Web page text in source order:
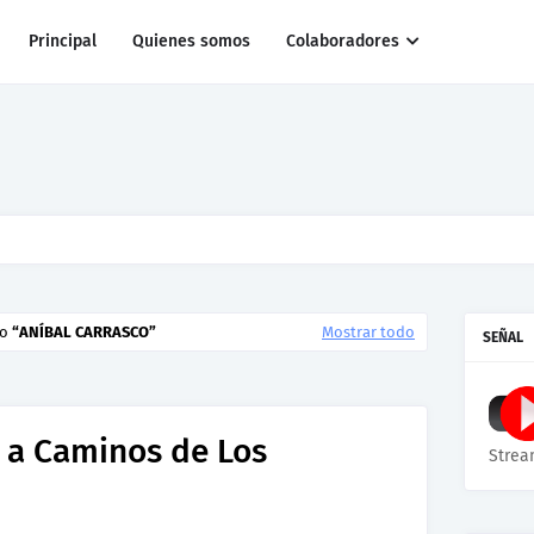
Principal Quienes somos Colaboradores
ANÍBAL CARRASCO Mostrar todo
Caminos de Los
SEÑAL